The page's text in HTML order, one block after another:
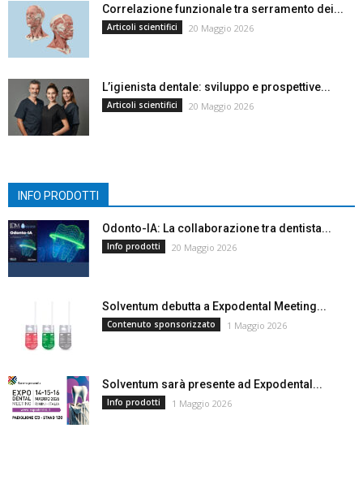
Correlazione funzionale tra serramento dei...
Articoli scientifici 20 Maggio 2026
L’igienista dentale: sviluppo e prospettive...
Articoli scientifici 20 Maggio 2026
INFO PRODOTTI
Odonto-IA: La collaborazione tra dentista...
Info prodotti 20 Maggio 2026
Solventum debutta a Expodental Meeting...
Contenuto sponsorizzato 1 Maggio 2026
Solventum sarà presente ad Expodental...
Info prodotti 1 Maggio 2026